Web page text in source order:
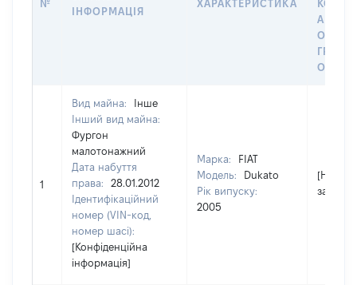
№
ІНФОРМАЦІЯ
ХАРАКТЕРИСТИКА
АБО
1
Вид майна:
Інше
Інший вид майна:
Фургон
малотонажний
Дата набуття
права:
28.01.2012
Ідентифікаційний
номер (VIN-код,
номер шасі):
[Конфіденційна
інформація]
Марка:
FIAT
Модель:
Dukato
Рік випуску:
2005
[Не